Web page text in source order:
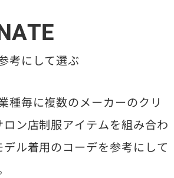
考にして選ぶ
種毎に複数のメーカーのクリ
ロン店制服アイテムを組み合わ
デル着用のコーデを参考にして